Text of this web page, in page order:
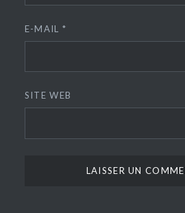
E-MAIL *
SITE WEB